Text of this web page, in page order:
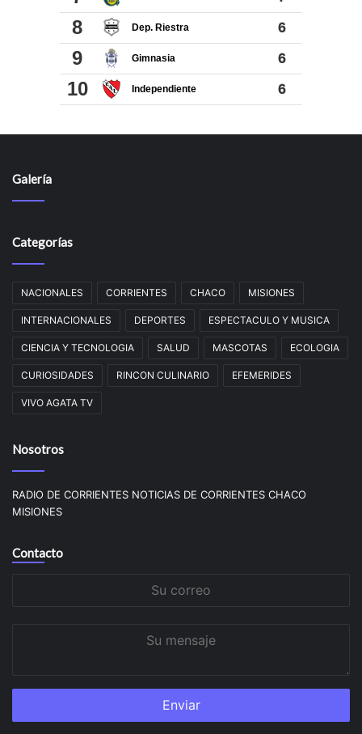
Galería
Categorías
NACIONALES CORRIENTES CHACO MISIONES
INTERNACIONALES DEPORTES ESPECTACULO Y MUSICA
CIENCIA Y TECNOLOGIA SALUD MASCOTAS ECOLOGIA
CURIOSIDADES RINCON CULINARIO EFEMERIDES
VIVO AGATA TV
Nosotros
RADIO DE CORRIENTES NOTICIAS DE CORRIENTES CHACO
MISIONES
Contacto